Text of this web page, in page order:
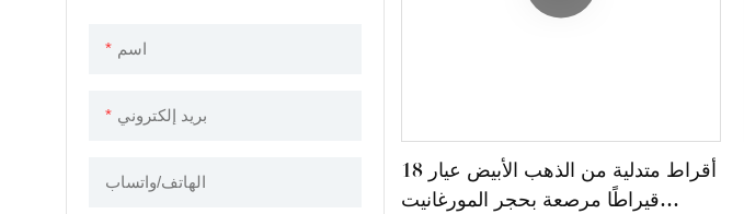
اسم
بريد إلكتروني
الهاتف/واتساب
أقراط متدلية من الذهب الأبيض عيار 18
قيراطًا مرصعة بحجر المورغانيت